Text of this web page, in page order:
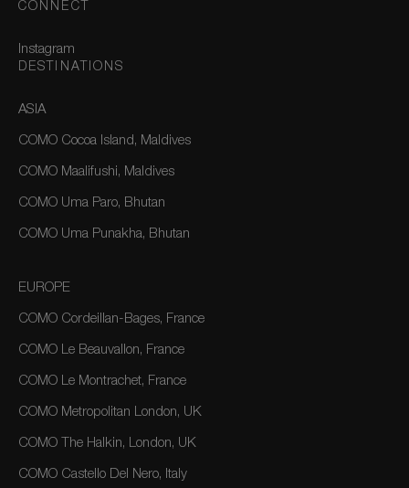
CONNECT
Instagram
DESTINATIONS
ASIA
COMO Cocoa Island, Maldives
COMO Maalifushi, Maldives
COMO Uma Paro, Bhutan
COMO Uma Punakha, Bhutan
EUROPE
COMO Cordeillan-Bages, France
COMO Le Beauvallon, France
COMO Le Montrachet, France
COMO Metropolitan London, UK
COMO The Halkin, London, UK
COMO Castello Del Nero, Italy